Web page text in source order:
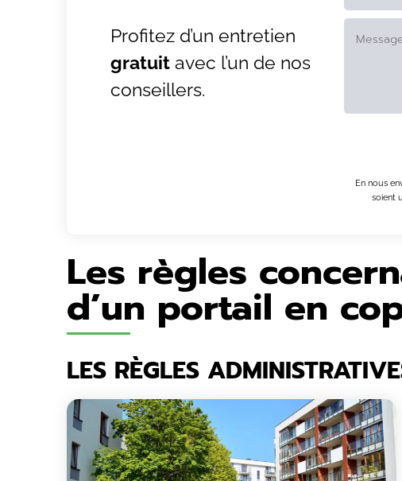
Profitez d’un entretien
gratuitavec l’un de nos
conseillers.
En nous
soient
Les règles
d’un portail en
LES RÈGLES